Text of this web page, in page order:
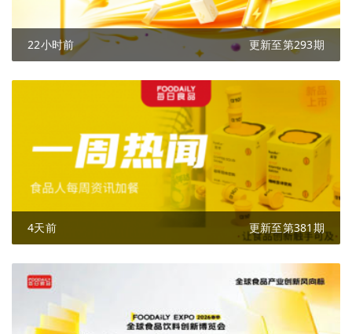
22小时前 更新至第293期
4天前 更新至第381期